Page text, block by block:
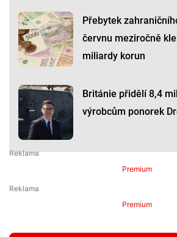
Přebytek
červnu meziročně
miliardy korun
Británie přidělí 8,4
výrobcům ponorek
Premium
Premium